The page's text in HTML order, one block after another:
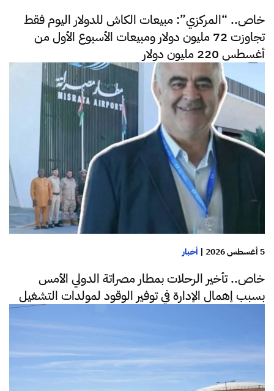
خاص.. “المركزي”: مبيعات الكاش للدولار اليوم فقط
تجاوزت 72 مليون دولار ومبيعات الأسبوع الأول من
أغسطس 220 مليون دولار
5 أغسطس 2026 | أخبار
خاص.. تأخير الرحلات بمطار مصراتة الدولي الأمس
بسبب إهمال الإدارة في توفير الوقود لمولدات التشغيل